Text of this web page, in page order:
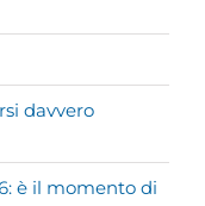
davvero
è il momento di